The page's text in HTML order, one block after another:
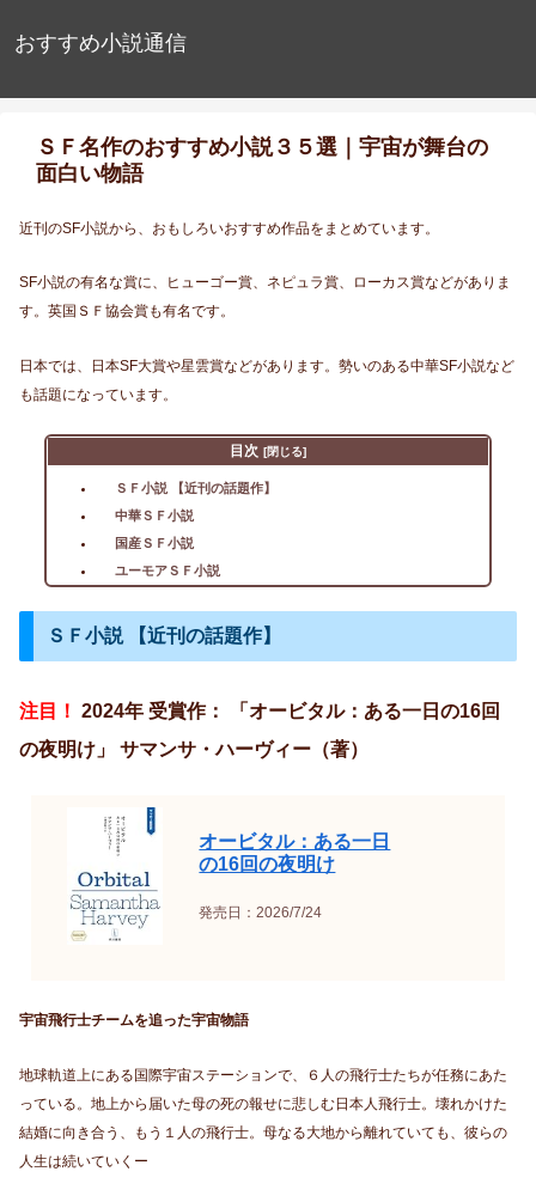
おすすめ小説通信
ＳＦ名作のおすすめ小説３５選｜宇宙が舞台の
面白い物語
近刊のSF小説から、おもしろいおすすめ作品をまとめています。
SF小説の有名な賞に、ヒューゴー賞、ネピュラ賞、ローカス賞などがありま
す。英国ＳＦ協会賞も有名です。
日本では、日本SF大賞や星雲賞などがあります。勢いのある中華SF小説など
も話題になっています。
目次
ＳＦ小説 【近刊の話題作】
中華ＳＦ小説
国産ＳＦ小説
ユーモアＳＦ小説
ＳＦ小説 【近刊の話題作】
注目！ 2024年 受賞作： 「オービタル：ある一日の16回
の夜明け」 サマンサ・ハーヴィー（著）
オービタル：ある一日
の16回の夜明け
発売日：2026/7/24
宇宙飛行士チームを追った宇宙物語
地球軌道上にある国際宇宙ステーションで、６人の飛行士たちが任務にあた
っている。地上から届いた母の死の報せに悲しむ日本人飛行士。壊れかけた
結婚に向き合う、もう１人の飛行士。母なる大地から離れていても、彼らの
人生は続いていくー